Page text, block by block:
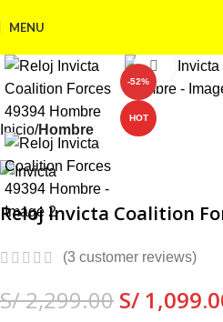
MENU
-52%
HOT
Click
Inicio Hombre
Reloj Invicta Coalition
(3 customer reviews)
S/2,299.00 S/